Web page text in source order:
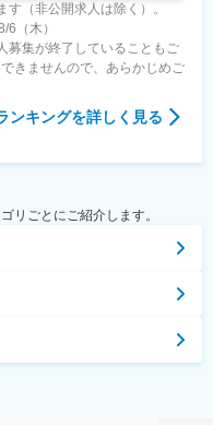
（非公開求人は除く）。
（木）
募集が終了していることもご
きませんので、あらかじめご
ンキングを詳しく見る
リごとにご紹介します。